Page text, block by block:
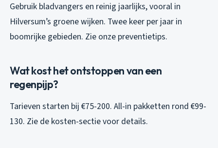
Gebruik bladvangers en reinig jaarlijks, vooral in
Hilversum’s groene wijken. Twee keer per jaar in
boomrijke gebieden. Zie onze preventietips.
Wat kost het ontstoppen van een
regenpijp?
Tarieven starten bij €75-200. All-in pakketten rond €99-
130. Zie de kosten-sectie voor details.